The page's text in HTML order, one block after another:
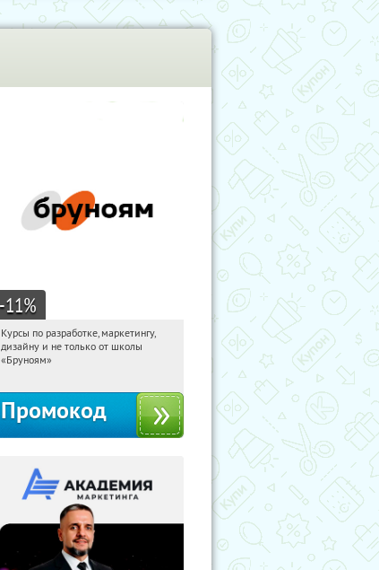
-11%
03:10:30
Получи первым!
Россия
Курсы по разработке, маркетингу,
дизайну и не только от школы
«Бруноям»
Промокод